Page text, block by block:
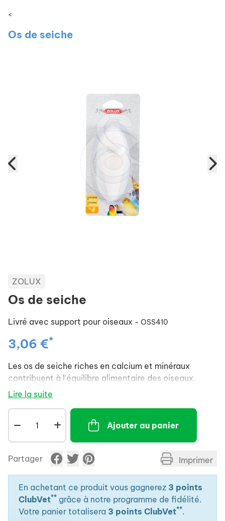
<
Os de seiche
ZOLUX
Os de seiche
Livré avec support pour oiseaux - OSS410
3,06 €*
Les os de seiche riches en calcium et minéraux
contribuent à l'équilibre alimentaire des oiseaux.
Lire la suite
Ajouter au panier
Partager Imprimer
En achetant ce produit vous gagnerez 3 points
ClubVet** grâce à notre programme de fidélité.
Votre panier totalisera 3 points ClubVet**.